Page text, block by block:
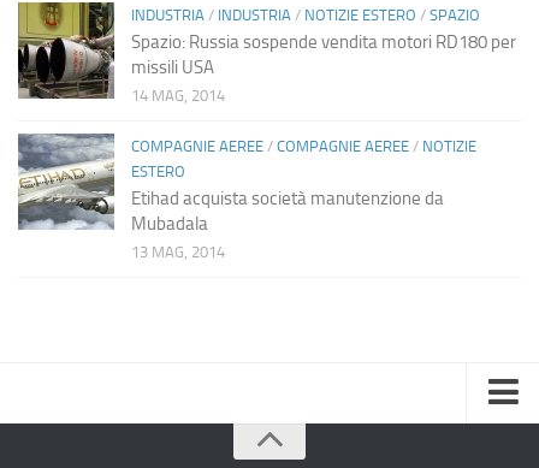
INDUSTRIA / INDUSTRIA / NOTIZIE ESTERO / SPAZIO
Spazio: Russia sospende vendita motori RD180 per
missili USA
14 MAG, 2014
COMPAGNIE AEREE / COMPAGNIE AEREE / NOTIZIE
ESTERO
Etihad acquista società manutenzione da
Mubadala
13 MAG, 2014